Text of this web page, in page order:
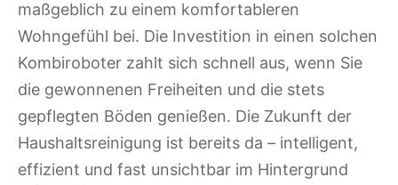
maßgeblich zu einem komfortableren
Wohngefühl bei. Die Investition in einen solchen
Kombiroboter zahlt sich schnell aus, wenn Sie
die gewonnenen Freiheiten und die stets
gepflegten Böden genießen. Die Zukunft der
Haushaltsreinigung ist bereits da – intelligent,
effizient und fast unsichtbar im Hintergrund